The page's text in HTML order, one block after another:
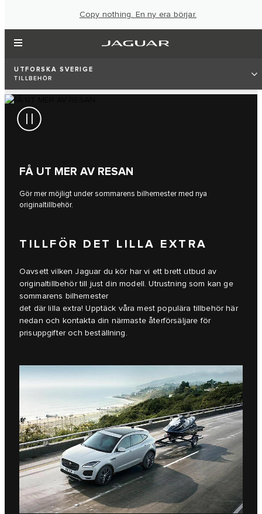
Copy nothing. En ny era börjar.
UTFORSKA SVERIGE
TILLBEHÖR
FÅ UT MER AV RESAN
Gör mer möjligt under sommarens bilhemester med nya
originaltillbehör.
TILLFÖR DET LILLA EXTRA
Oavsett vilken Jaguar du kör har vi ett brett utbud av
originaltillbehör till just din modell. Utrustning som kan ge
sommarens bilhemester
det där lilla extra! Upptäck våra mest populära tillbehör här
nedan och kontakta din närmaste återförsäljare för
prisuppgifter och beställning.